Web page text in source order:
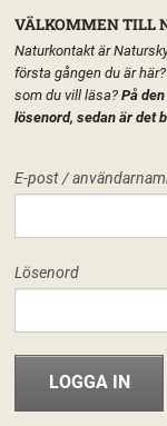
FORUM
INFO & MATERIAL
HEM FÖRENINGEN
VÄLKOMMEN TILL
Naturkontakt är
första gången du är
som du vill läsa? På
lösenord, sedan är det
E-post /
Lösenord